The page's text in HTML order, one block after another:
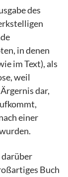
des
in denen
im Text), als
weil
dar,
einer
Buch